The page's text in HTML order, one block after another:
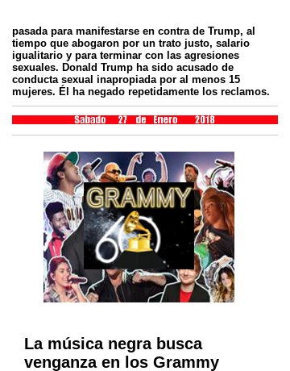
pasada para manifestarse en contra de Trump, al
tiempo que abogaron por un trato justo, salario
igualitario y para terminar con las agresiones
sexuales. Donald Trump ha sido acusado de
conducta sexual inapropiada por al menos 15
mujeres. Él ha negado repetidamente los reclamos.
La música negra busca
venganza en los Grammy